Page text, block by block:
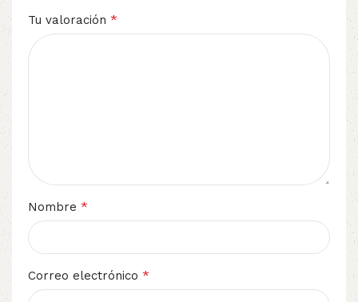
Tu valoración *
Nombre *
Correo electrónico *